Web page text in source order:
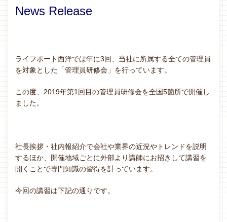
News Release
ライフポート西洋では年に3回、当社に所属する全ての管理員
を対象とした「管理員研修会」を行っています。
この度、2019年第1回目の管理員研修会を全国5箇所で開催し
ました。
社長挨拶・社内報紹介で会社や業界の近況やトレンドを説明
するほか、開催地域ごとに外部より講師にお招きして講習を
開くことで専門知識の習得を計っています。
今回の講習は下記の通りです。